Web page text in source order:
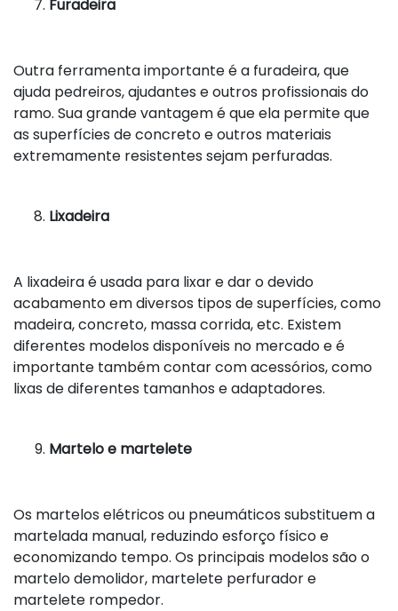
Furadeira
Outra ferramenta importante é a furadeira, que
ajuda pedreiros, ajudantes e outros profissionais do
ramo. Sua grande vantagem é que ela permite que
as superfícies de concreto e outros materiais
extremamente resistentes sejam perfuradas.
Lixadeira
A lixadeira é usada para lixar e dar o devido
acabamento em diversos tipos de superfícies, como
madeira, concreto, massa corrida, etc. Existem
diferentes modelos disponíveis no mercado e é
importante também contar com acessórios, como
lixas de diferentes tamanhos e adaptadores.
Martelo e martelete
Os martelos elétricos ou pneumáticos substituem a
martelada manual, reduzindo esforço físico e
economizando tempo. Os principais modelos são o
martelo demolidor, martelete perfurador e
martelete rompedor.